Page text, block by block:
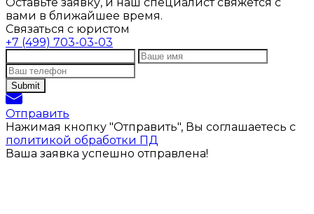
вами в ближайшее время.
Связаться с юристом
+7 (499) 703-03-03
Отправить
Нажимая кнопку "Отправить", Вы соглашаетесь с
политикой обработки ПД
Ваша заявка успешно отправлена!